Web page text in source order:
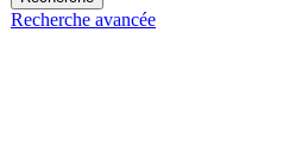
Recherche avancée